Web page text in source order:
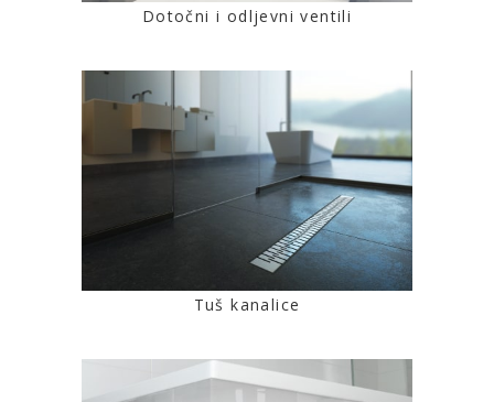
Dotočni i odljevni ventili
Tuš kanalice